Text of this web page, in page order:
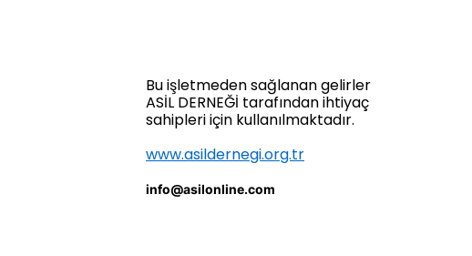
Bu işletmeden sağlanan gelirler
ASİL DERNEĞİ tarafından ihtiyaç
sahipleri için kullanılmaktadır.
www.asildernegi.org.tr
info@asilonline.com